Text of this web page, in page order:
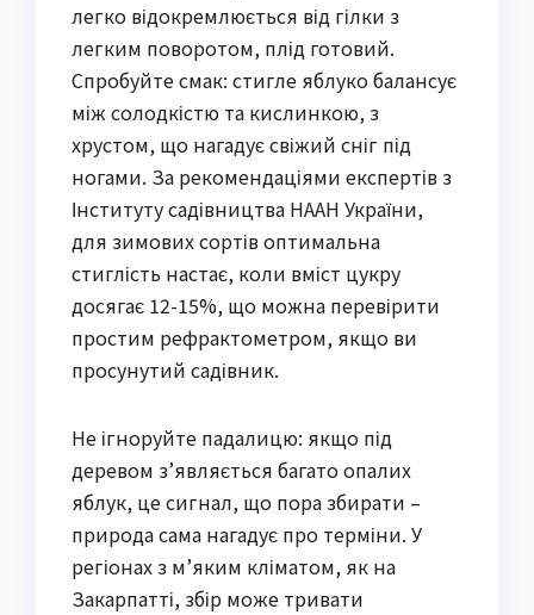
легко відокремлюється від гілки з
легким поворотом, плід готовий.
Спробуйте смак: стигле яблуко балансує
між солодкістю та кислинкою, з
хрустом, що нагадує свіжий сніг під
ногами. За рекомендаціями експертів з
Інституту садівництва НААН України,
для зимових сортів оптимальна
стиглість настає, коли вміст цукру
досягає 12-15%, що можна перевірити
простим рефрактометром, якщо ви
просунутий садівник.
Не ігноруйте падалицю: якщо під
деревом з’являється багато опалих
яблук, це сигнал, що пора збирати –
природа сама нагадує про терміни. У
регіонах з м’яким кліматом, як на
Закарпатті, збір може тривати